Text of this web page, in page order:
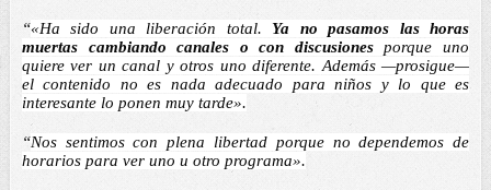
“«Ha sido una liberación total. Ya no pasamos las horas
muertas cambiando canales o con discusiones porque uno
quiere ver un canal y otros uno diferente. Además —prosigue—
el contenido no es nada adecuado para niños y lo que es
interesante lo ponen muy tarde».
“Nos sentimos con plena libertad porque no dependemos de
horarios para ver uno u otro programa».